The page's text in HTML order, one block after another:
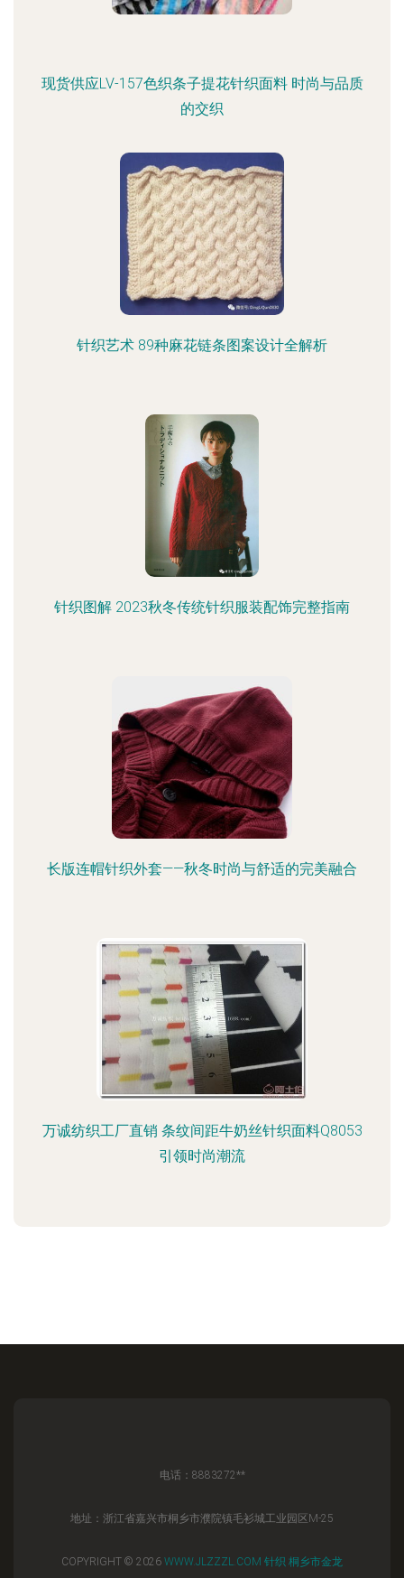
现货供应LV-157色织条子提花针织面料 时尚与品质
的交织
针织艺术 89种麻花链条图案设计全解析
针织图解 2023秋冬传统针织服装配饰完整指南
长版连帽针织外套——秋冬时尚与舒适的完美融合
万诚纺织工厂直销 条纹间距牛奶丝针织面料Q8053
引领时尚潮流
电话：8883272**
地址：浙江省嘉兴市桐乡市濮院镇毛衫城工业园区M-25
COPYRIGHT © 2026 WWW.JLZZZL.COM 针织 桐乡市金龙